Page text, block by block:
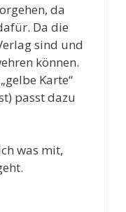
da
Da die
sind und
können.
Karte“
passt dazu
was mit,